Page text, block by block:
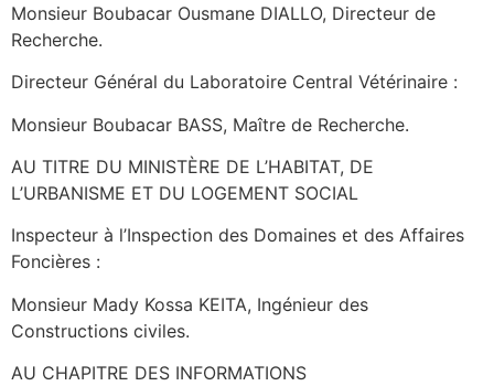
Monsieur Boubacar Ousmane DIALLO, Directeur de
Recherche.
Directeur Général du Laboratoire Central Vétérinaire :
Monsieur Boubacar BASS, Maître de Recherche.
AU TITRE DU MINISTÈRE DE L’HABITAT, DE
L’URBANISME ET DU LOGEMENT SOCIAL
Inspecteur à l’Inspection des Domaines et des Affaires
Foncières :
Monsieur Mady Kossa KEITA, Ingénieur des
Constructions civiles.
AU CHAPITRE DES INFORMATIONS